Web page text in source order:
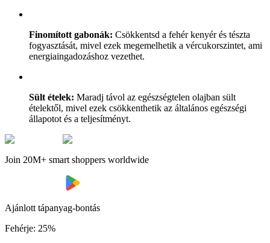
Finomított gabonák: Csökkentsd a fehér kenyér és tészta
fogyasztását, mivel ezek megemelhetik a vércukorszintet, ami
energiaingadozáshoz vezethet.
Sült ételek: Maradj távol az egészségtelen olajban sült
ételektől, mivel ezek csökkenthetik az általános egészségi
állapotot és a teljesítményt.
Join 20M+ smart shoppers worldwide
Ajánlott tápanyag-bontás
Fehérje: 25%